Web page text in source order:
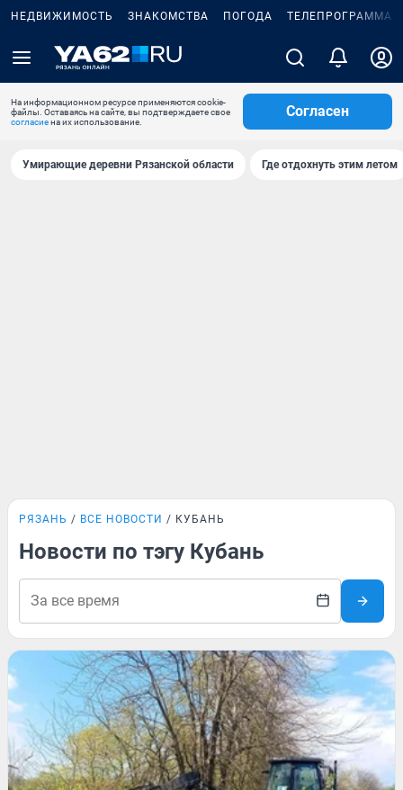
НЕДВИЖИМОСТЬ ЗНАКОМСТВА ПОГОДА ТЕЛЕПРОГРАММА
На информационном ресурсе применяются cookie-
файлы. Оставаясь на сайте, вы подтверждаете свое
согласиена их использование.
Согласен
Умирающие деревни Рязанской области Где отдохнуть этим летом
РЯЗАНЬ ВСЕ НОВОСТИ КУБАНЬ
Новости по тэгу Кубань